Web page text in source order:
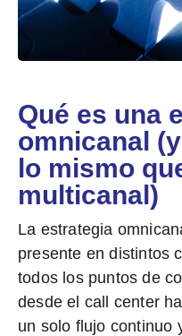
Qué es una
omnicanal
lo mismo
multicanal)
La estrategia
presente en distintos
todos los puntos de
desde el call center
un solo flujo continuo